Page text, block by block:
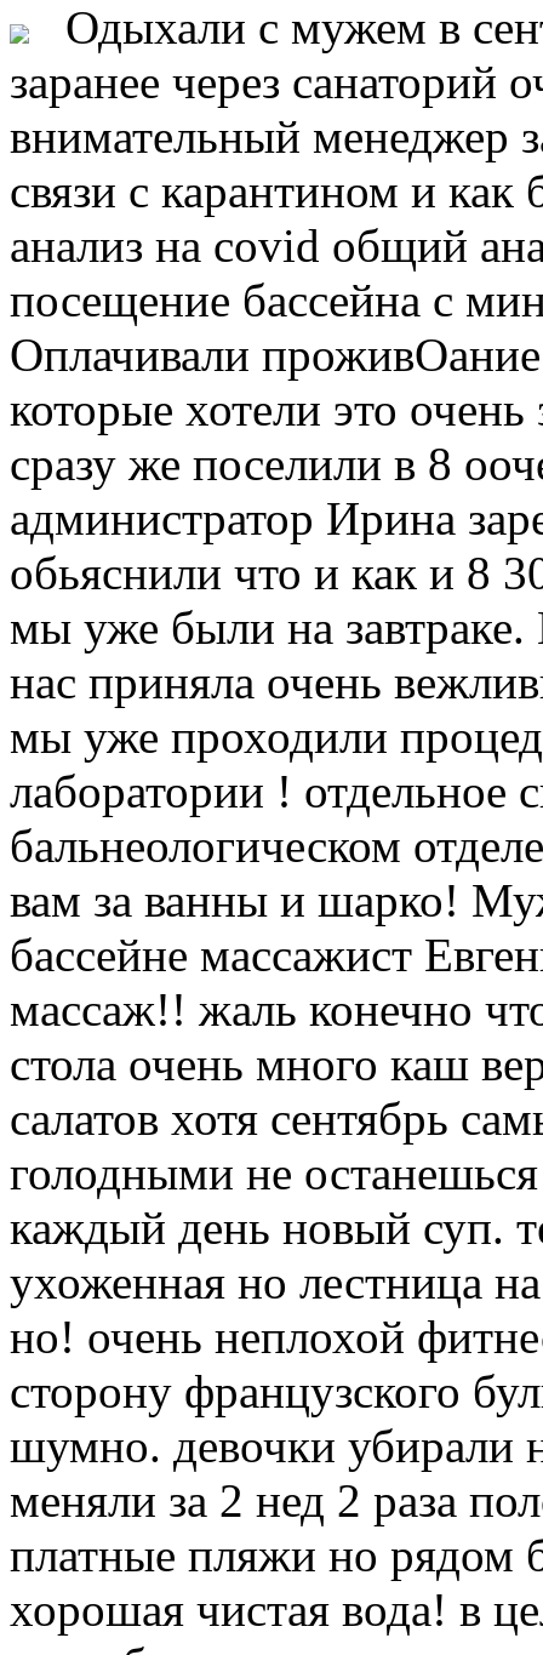
Одыхали с мужем в
заранее через санаторий
внимательный менеджер
связи с карантином и
анализ на covid общий
посещение бассейна с
Оплачивали
которые хотели это
сразу же поселили в 8
администратор Ирина
обьяснили что и как и 8
мы уже были на завтраке.
нас приняла очень
мы уже проходили
лаборатории ! отдельное
бальнеологическом
вам за ванны и шарко!
бассейне массажист
массаж!! жаль конечно
стола очень много каш
салатов хотя сентябрь
голодными не
каждый день новый суп.
ухоженная но лестница
но! очень неплохой
сторону французского
шумно. девочки убирали
меняли за 2 нед 2 раза
платные пляжи но рядом
хорошая чистая вода! в